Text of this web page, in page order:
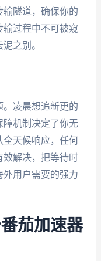
输隧道，确保你的
输过程中不可被窥
之别。
凌晨想追新更的
障机制决定了你无
全天候响应，任何
效解决，把等待时
外用户需要的强力
茄加速器